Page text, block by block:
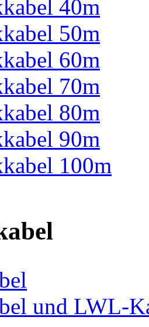
40m
50m
60m
70m
80m
90m
100m
und LWL-